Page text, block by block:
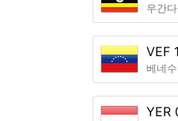
우간
VEF
베네
YER